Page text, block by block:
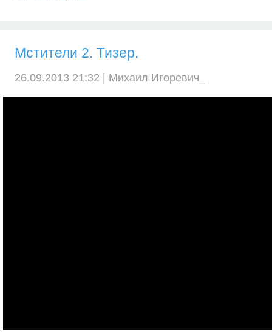
Мстители 2. Тизер.
26.09.2013 21:32 | Михаил Игоревич_